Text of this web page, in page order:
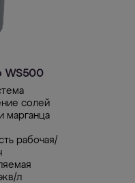
WS500
солей
марганца
рабочая/
л